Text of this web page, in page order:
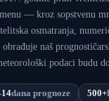
— kroz sopstvenu
osmatranja,
obrađuje naš
podaci budu
dana prognoze 500+